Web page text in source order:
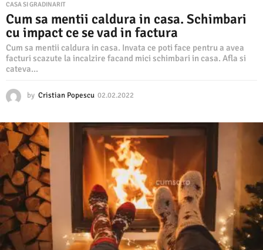
CASA SI GRADINARIT
Cum sa mentii caldura in casa. Schimbari
cu impact ce se vad in factura
Cum sa mentii caldura in casa. Invata ce poti face pentru a avea
facturi scazute la incalzire facand mici schimbari in casa. Afla si
cateva...
by Cristian Popescu 02.02.2022
0
2
.
2
0
2
2